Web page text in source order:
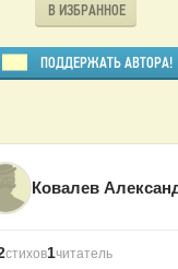
В ИЗБРАННОЕ
ПОДДЕРЖАТЬ АВТОРА!
Ковалев
стихов1читатель